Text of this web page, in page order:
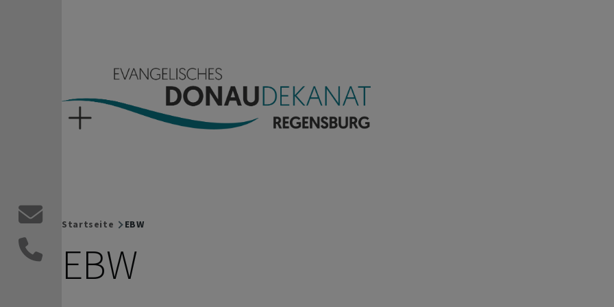
Evangelisches Donaudekanat Regensburg
Startseite EBW
EBW
Kontaktformular